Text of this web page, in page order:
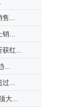
...
...
红...
...
大...